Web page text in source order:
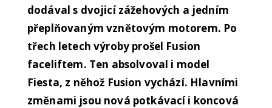
dodával s dvojicí zážehových a jedním
přeplňovaným vznětovým motorem. Po
třech letech výroby prošel Fusion
faceliftem. Ten absolvoval i model
Fiesta, z něhož Fusion vychází. Hlavními
změnami jsou nová potkávací i koncová